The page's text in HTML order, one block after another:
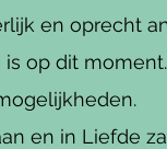
en oprecht
op dit
en in Liefde